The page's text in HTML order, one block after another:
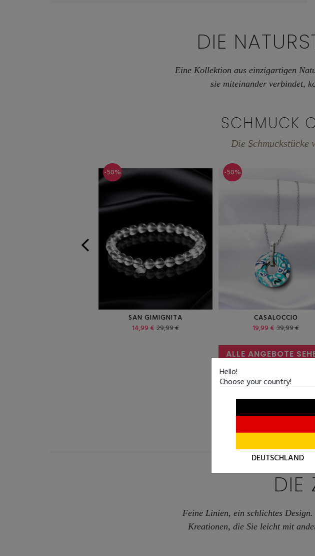
DIE
Eine Kollektion aus einzigartigen
sie miteinander verbindet,
SCHMUCK
Die Schmuckstücke
-50%
SAN GIMIGNITA
14,99 € 29,99 €
-50%
CASALOCCIO
19,99 € 39,99 €
ALLE ANGEBOTE
DIE
Feine Linien, ein schlichtes
Kreationen, die Sie leicht mit
Hello!
Choose your country!
DEUTSCHLAND